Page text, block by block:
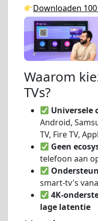
Downloaden
Waarom
TVs?
Android,
TV, Fire TV,
Geen
telefoon aan
smart-tv's
4K-
lage latentie